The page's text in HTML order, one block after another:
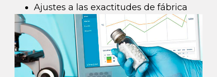
Ajustes a las exactitudes de fábrica